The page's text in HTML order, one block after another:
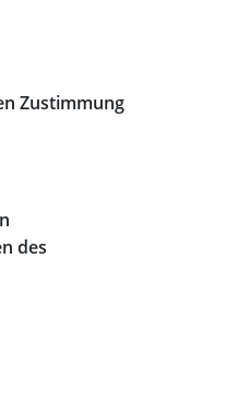
Zustimmung
des